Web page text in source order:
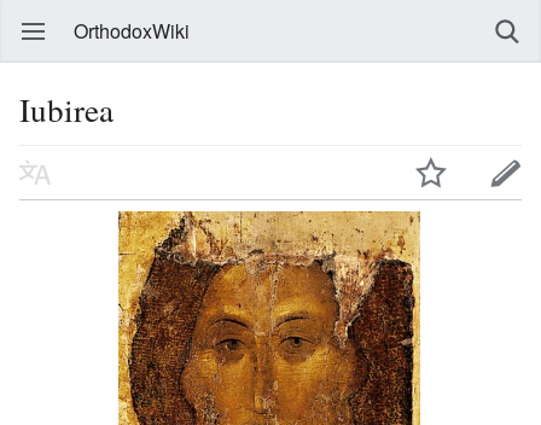
OrthodoxWiki
Iubirea